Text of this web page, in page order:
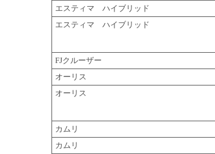
エスティマ ハイブリッド
エスティマ ハイブリッド
FJクルーザー
オーリス
オーリス
カムリ
カムリ